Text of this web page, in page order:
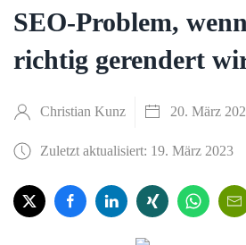
SEO-Problem,
richtig gerendert
Christian Kunz 20. März
Zuletzt aktualisiert: 19. März 2023